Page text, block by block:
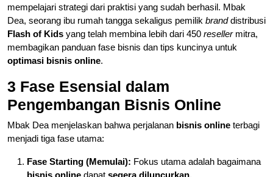
mempelajari strategi dari praktisi yang sudah berhasil. Mbak
Dea, seorang ibu rumah tangga sekaligus pemilik branddistribusi
Flash of Kids yang telah membina lebih dari 450 resellermitra,
membagikan panduan fase bisnis dan tips kuncinya untuk
optimasi bisnis online.
3 Fase Esensial dalam
Pengembangan Bisnis Online
Mbak Dea menjelaskan bahwa perjalanan bisnis online terbagi
menjadi tiga fase utama:
Fase Starting (Memulai): Fokus utama adalah bagaimana
bisnis online dapat segera diluncurkan.